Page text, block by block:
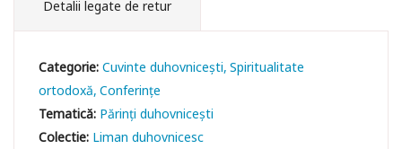
Detalii legate de retur
Categorie:Cuvinte duhovniceşti Spiritualitate
ortodoxă Conferințe
Tematică: Părinți duhovnicești
Colectie: Liman duhovnicesc